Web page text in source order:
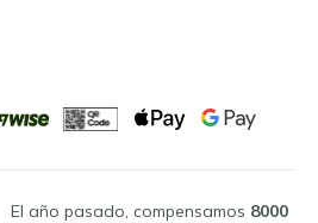
El año pasado, compensamos 8000